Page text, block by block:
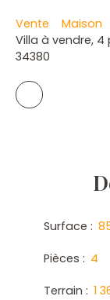
Vente Maison
Villa à vendre,
34380
Surface :
Pièces : 4
Terrain : 1